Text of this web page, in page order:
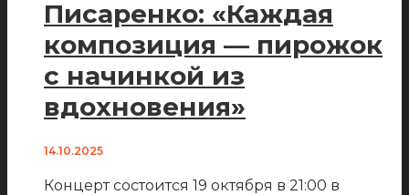
Писаренко: «Каждая
композиция — пирожок
с начинкой из
вдохновения»
14.10.2025
Концерт состоится 19 октября в 21:00 в